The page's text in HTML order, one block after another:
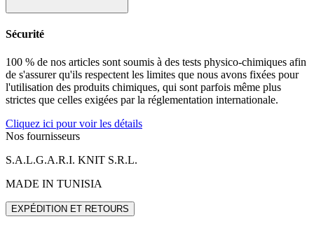
Sécurité
100 % de nos articles sont soumis à des tests physico-chimiques afin
de s'assurer qu'ils respectent les limites que nous avons fixées pour
l'utilisation des produits chimiques, qui sont parfois même plus
strictes que celles exigées par la réglementation internationale.
Cliquez ici pour voir les détails
Nos fournisseurs
S.A.L.G.A.R.I. KNIT S.R.L.
MADE IN TUNISIA
EXPÉDITION ET RETOURS